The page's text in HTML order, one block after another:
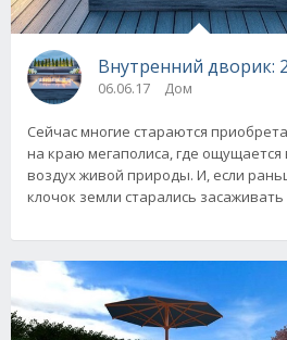
Внутренний дворик:
06.06.17 Дом
Сейчас многие стараются
на краю мегаполиса, где
воздух живой природы. И, если
клочок земли старались засаживать